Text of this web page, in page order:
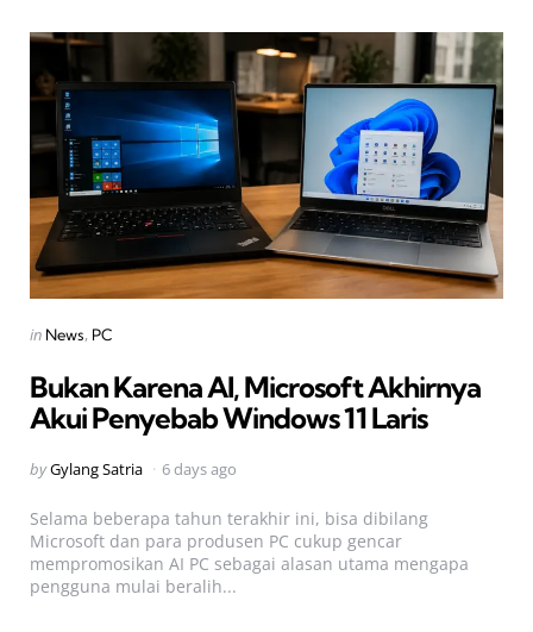
Categories
Posted
in News PC
Bukan Karena AI, Microsoft Akhirnya
Akui Penyebab Windows 11 Laris
Posted
byGylang Satria 6 days ago
Selama beberapa tahun terakhir ini, bisa dibilang
Microsoft dan para produsen PC cukup gencar
mempromosikan AI PC sebagai alasan utama mengapa
pengguna mulai beralih...